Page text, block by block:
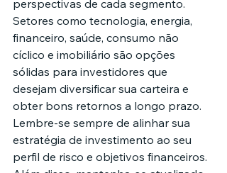
perspectivas de cada segmento.
Setores como tecnologia, energia,
financeiro, saúde, consumo não
cíclico e imobiliário são opções
sólidas para investidores que
desejam diversificar sua carteira e
obter bons retornos a longo prazo.
Lembre-se sempre de alinhar sua
estratégia de investimento ao seu
perfil de risco e objetivos financeiros.